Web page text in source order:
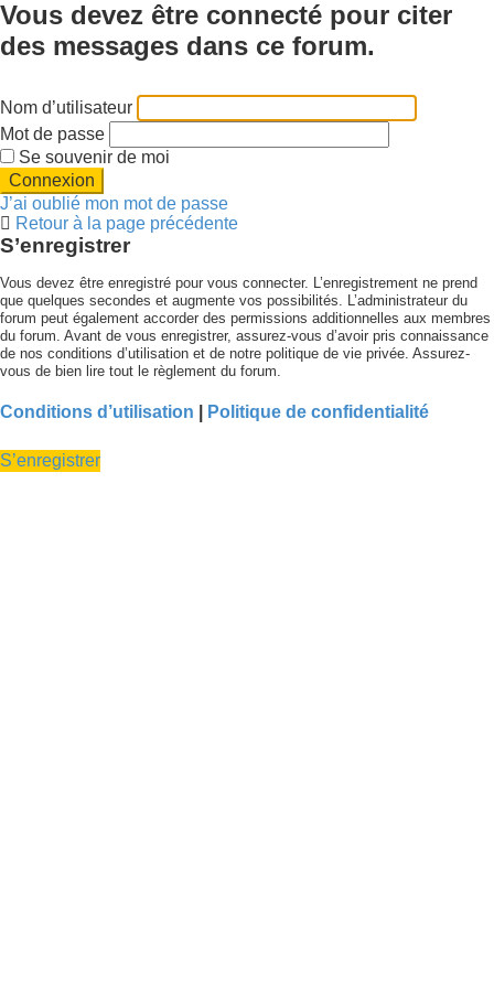
Vous devez être connecté pour citer
des messages dans ce forum.
Nom d’utilisateur
Mot de passe
Se souvenir de moi
J’ai oublié mon mot de passe
Retour à la page précédente
S’enregistrer
Vous devez être enregistré pour vous connecter. L’enregistrement ne prend
que quelques secondes et augmente vos possibilités. L’administrateur du
forum peut également accorder des permissions additionnelles aux membres
du forum. Avant de vous enregistrer, assurez-vous d’avoir pris connaissance
de nos conditions d’utilisation et de notre politique de vie privée. Assurez-
vous de bien lire tout le règlement du forum.
Conditions d’utilisation Politique de confidentialité
S’enregistrer